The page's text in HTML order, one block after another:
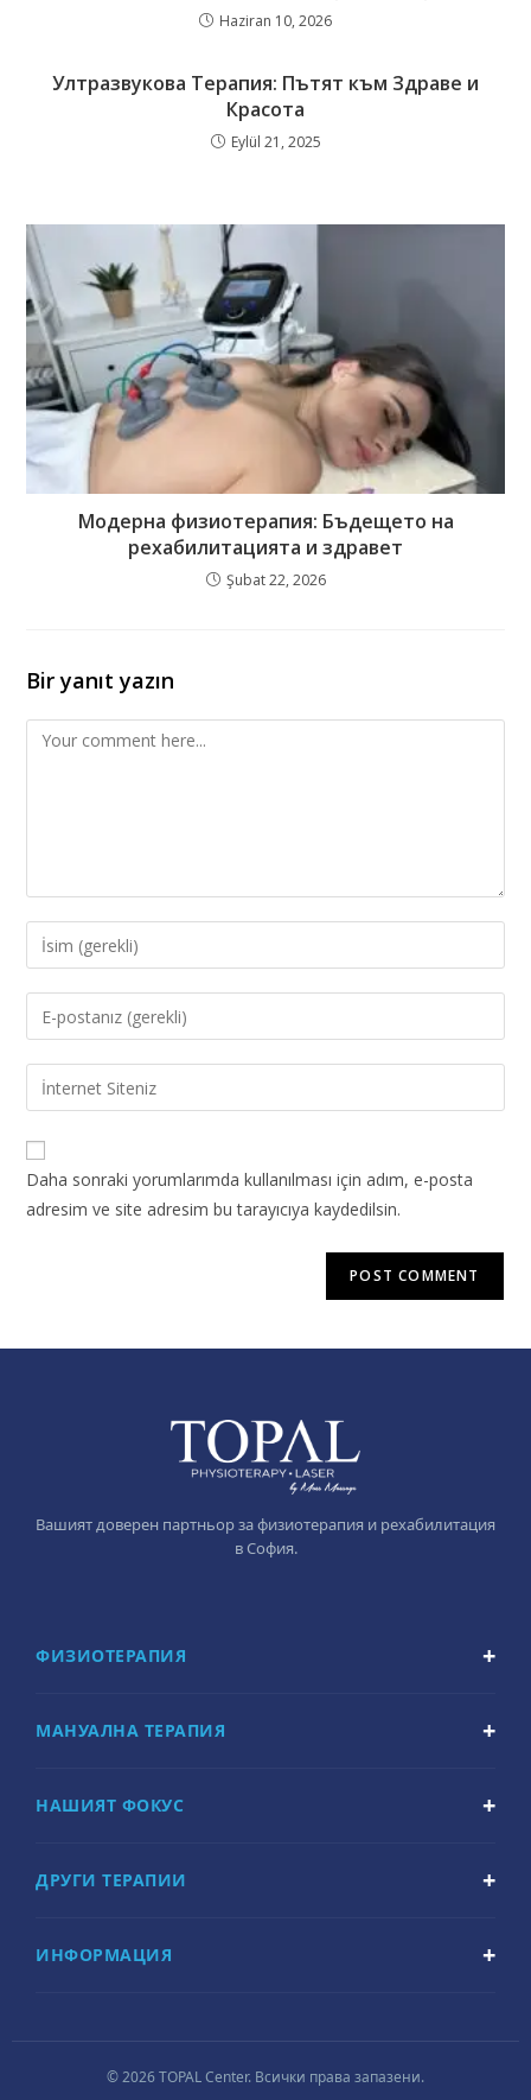
Haziran 10, 2026
Ултразвукова Терапия: Пътят към Здраве и
Красота
Eylül 21, 2025
Модерна физиотерапия: Бъдещето на
рехабилитацията и здравет
Şubat 22, 2026
Bir yanıt yazın
Daha sonraki yorumlarımda kullanılması için adım, e-posta
adresim ve site adresim bu tarayıcıya kaydedilsin.
Вашият доверен партньор за физиотерапия и рехабилитация
в София.
ФИЗИОТЕРАПИЯ
МАНУАЛНА ТЕРАПИЯ
НАШИЯТ ФОКУС
ДРУГИ ТЕРАПИИ
ИНФОРМАЦИЯ
© 2026 TOPAL Center. Всички права запазени.